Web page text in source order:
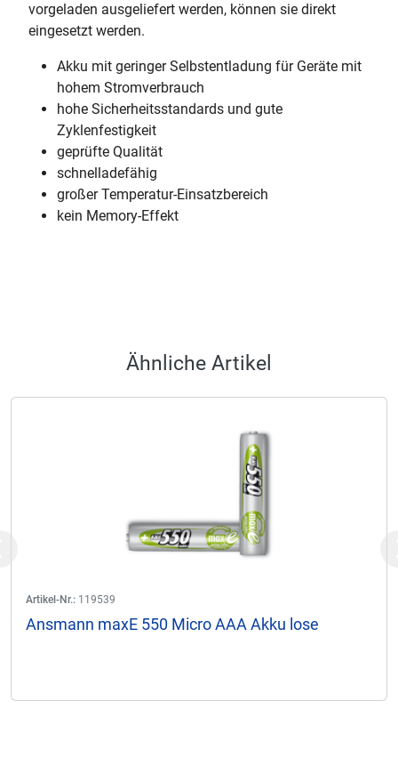
vorgeladen ausgeliefert werden, können sie direkt
eingesetzt werden.
Akku mit geringer Selbstentladung für Geräte mit
hohem Stromverbrauch
hohe Sicherheitsstandards und gute
Zyklenfestigkeit
geprüfte Qualität
schnelladefähig
großer Temperatur-Einsatzbereich
kein Memory-Effekt
Ähnliche Artikel
Artikel-Nr.: 119539
Ansmann maxE 550 Micro AAA Akku lose